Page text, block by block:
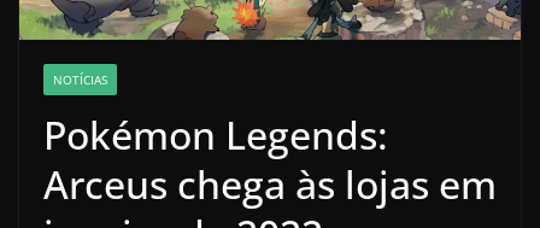
NOTÍCIAS
Pokémon Legends:
Arceus chega às lojas em